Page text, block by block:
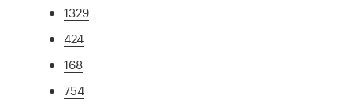
1329
424
168
754